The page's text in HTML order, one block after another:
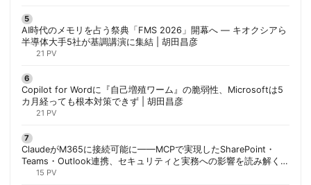
AI時代のメモリを占う祭典「FMS 2026」開幕へ ― キオクシアら
半導体大手5社が基調講演に集結 | 胡田昌彦
21 PV
Copilot for Wordに『自己増殖ワーム』の脆弱性、Microsoftは5
カ月経っても根本対策できず | 胡田昌彦
21 PV
ClaudeがM365に接続可能に——MCPで実現したSharePoint・
Teams・Outlook連携、セキュリティと実務への影響を読み解く |
胡田昌彦
15 PV